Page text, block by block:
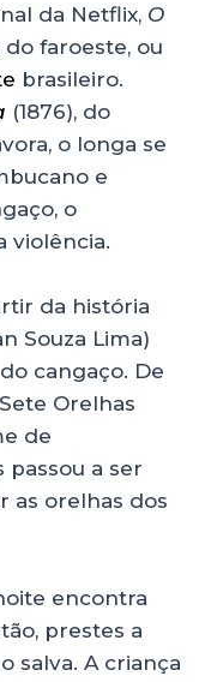
da Netflix, O
do faroeste, ou
brasileiro.
(1876), do
o longa se
e
o
violência.
da história
Souza Lima)
cangaço. De
Orelhas
de
passou a ser
as orelhas dos
encontra
prestes a
salva. A criança